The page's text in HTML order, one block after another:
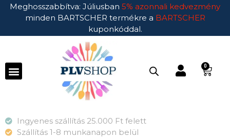
Meghosszabbítva: Júliusban 5% azonnali kedvezmény
minden BARTSCHER termékre a BARTSCHER
kuponkóddal.
0
Ingyenes szállítás 25.000 Ft felett
Szállítás 1-8 munkanapon belül